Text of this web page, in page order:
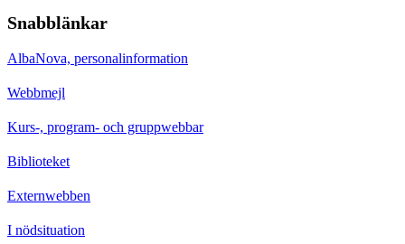
Snabblänkar
AlbaNova, personalinformation
Webbmejl
Kurs-, program- och gruppwebbar
Biblioteket
Externwebben
I nödsituation